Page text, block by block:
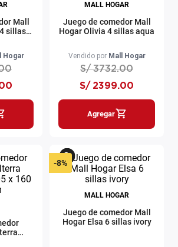
Mall
sillas
Hogar
MALL HOGAR
Juego de comedor Mall
Hogar Olivia 4 sillas aqua
Vendido por Mall Hogar
S/ 3732.00
S/ 2399.00
Agregar
-8%
MALL HOGAR
Juego de comedor Mall
Hogar Elsa 6 sillas ivory